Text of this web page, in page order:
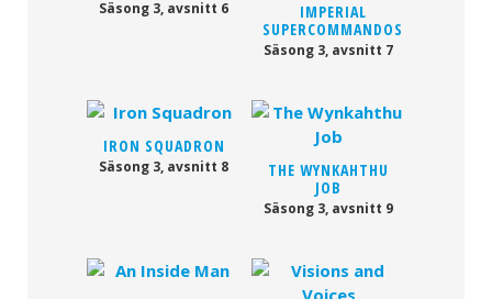
Säsong 3, avsnitt 6
IMPERIAL
SUPERCOMMANDOS
Säsong 3, avsnitt 7
IRON SQUADRON
Säsong 3, avsnitt 8
THE WYNKAHTHU
JOB
Säsong 3, avsnitt 9